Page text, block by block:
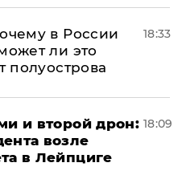
в России
ли это
полуострова
18:33
и второй дрон:
возле
в Лейпциге
18:09